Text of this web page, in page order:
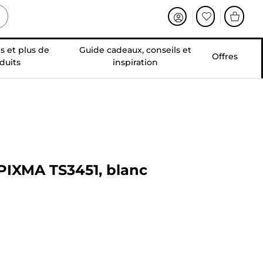
et plus de
Guide cadeaux, conseils et
inspiration
Offres
TS3451, blanc